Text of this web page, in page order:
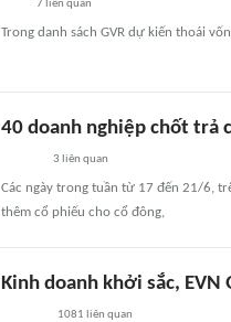
7liên quan
Trong danh sách GVR dự kiến thoái vốn
40 doanh nghiệp chốt trả
3 liên quan
Các ngày trong tuần từ 17 đến 21/6,
thêm cổ phiếu cho cổ đông,
Kinh doanh khởi sắc,
1081 liên quan